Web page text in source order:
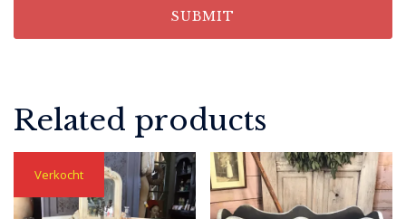
Related products
Verkocht